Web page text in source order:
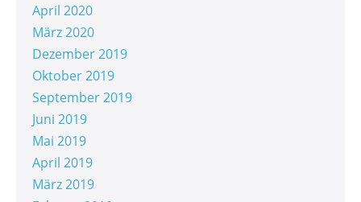
April 2020
März 2020
Dezember 2019
Oktober 2019
September 2019
Juni 2019
Mai 2019
April 2019
März 2019